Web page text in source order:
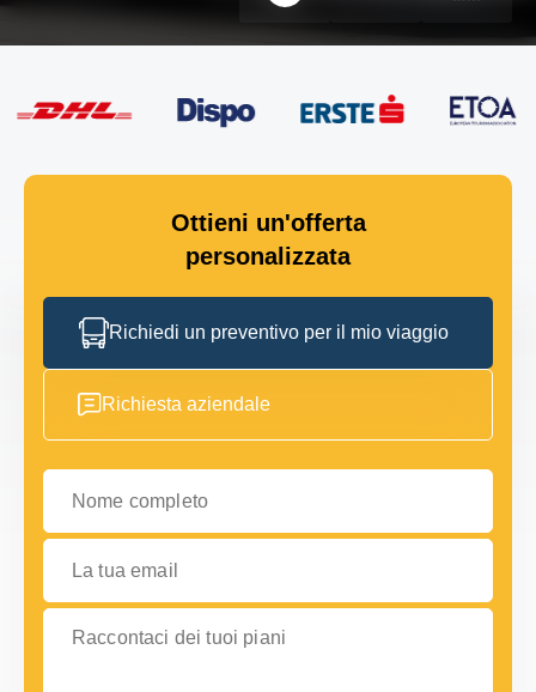
Ottieni un'offerta
personalizzata
Richiedi un preventivo per il mio viaggio
Richiesta aziendale
Nome completo
La tua email
Raccontaci dei tuoi piani